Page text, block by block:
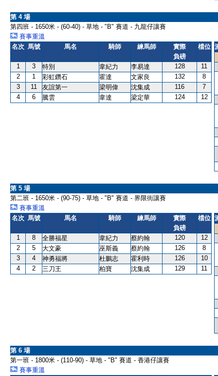
第 4 場
第四班 - 1650米 - (60-40) - 草地 - "B" 賽道 - 九龍仔讓賽
賽事重溫
名次 馬號 馬名 騎師 練馬師
實際
負磅
檔位
1 3 特別 韋紀力 李易達 128
11
2
1 彩虹鑽石 霍達 文家良 132
8
3
11 友誼第一 梁明偉 沈集成 116
7
4
6 騰雲 韋達 梁定華 124 12
第 5 場
第二班 - 1650米 - (90-75) - 草地 - "B" 賽道 - 界限街讓賽
賽事重溫
名次 馬號 馬名 騎師 練馬師
實際
負磅
檔位
1 8 全勝福星 韋紀力 蔡約翰 120
12
2
5 大文豪 巫斯義 蔡約翰 126
8
3
4 神勇福將 杜鵬志 霍利時 126
10
4
2 三刀王 柏寶 沈集成 129 11
第 6 場
第一班 - 1800米 - (110-90) - 草地 - "B" 賽道 - 香港仔讓賽
賽事重溫